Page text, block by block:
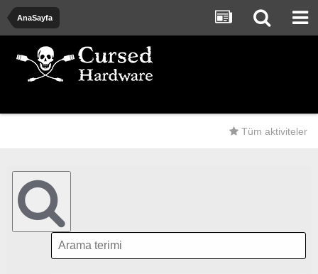
AnaSayfa
Tüm aktiviteler